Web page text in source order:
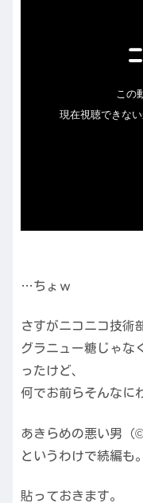
…ちょｗ
さすがニコニコ技術
グラニュー糖じゃな
ったけど、
何でお前らそんなに
あきらめの悪い男（
というわけで続編も。
貼っておきます。